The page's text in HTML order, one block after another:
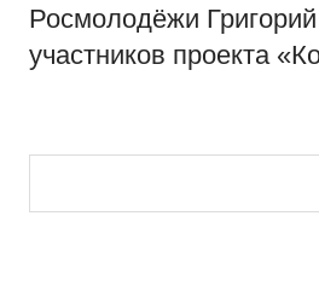
Росмолодёжи
участников проекта